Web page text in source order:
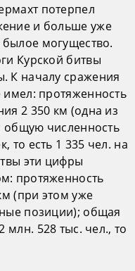
потерпел
и больше уже
былое могущество.
Курской битвы
К началу сражения
протяженность
2 350 км (одна из
общую численность
то есть 1 335 чел. на
эти цифры
протяженность
(при этом уже
позиции); общая
млн. 528 тыс. чел., то